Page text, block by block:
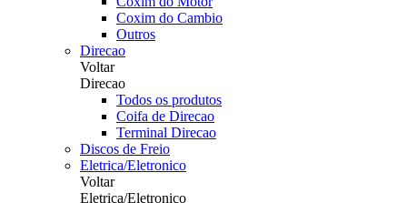
Coxim do Cambio
Outros
Direcao
Voltar
Direcao
Todos os produtos
Coifa de Direcao
Terminal Direcao
Discos de Freio
Eletrica/Eletronico
Voltar
Eletrica/Eletronico